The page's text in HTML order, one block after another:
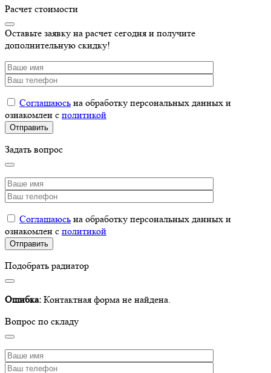
Расчет стоимости
Оставьте заявку на расчет сегодня и получите
дополнительную скидку!
Соглашаюсь на обработку персональных данных и
ознакомлен с политикой
Задать вопрос
Соглашаюсь на обработку персональных данных и
ознакомлен с политикой
Подобрать радиатор
Ошибка: Контактная форма не найдена.
Вопрос по складу